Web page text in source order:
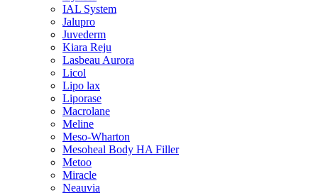
IAL System
Jalupro
Juvederm
Kiara Reju
Lasbeau Aurora
Licol
Lipo lax
Liporase
Macrolane
Meline
Meso-Wharton
Mesoheal Body HA Filler
Metoo
Miracle
Neauvia